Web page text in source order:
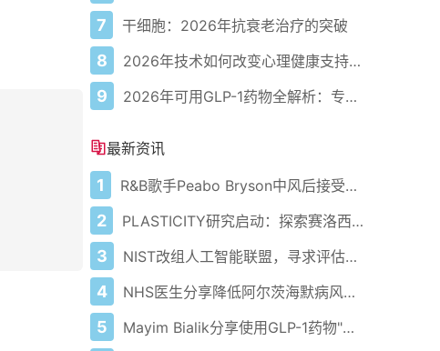
7 干细胞：2026年抗衰老治疗的突破
8 2026年技术如何改变心理健康支持的获取方式
9 2026年可用GLP-1药物全解析：专家指南
最新资讯
1 R&B歌手Peabo Bryson中风后接受医疗护理
2 PLASTICITY研究启动：探索赛洛西宾对健康老龄化的潜在影响
3 NIST改组人工智能联盟，寻求评估安全性和有效性的新见解
4 NHS医生分享降低阿尔茨海默病风险方法 乔恩·雪诺确诊患病
5 Mayim Bialik分享使用GLP-1药物"噩梦"经历 包括"爆炸性腹泻"等严重副作用